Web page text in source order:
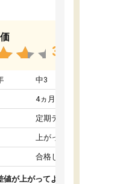
3.8
中3
4ヵ月～1年未満
定期テスト対策
上がった
合格した
が上がってよかった